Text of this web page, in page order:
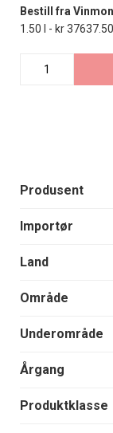
Produsent
Importør
Land
Område
Underområde
Årgang
Produktklasse
Bestill fra
1.50 l - kr 37637.50